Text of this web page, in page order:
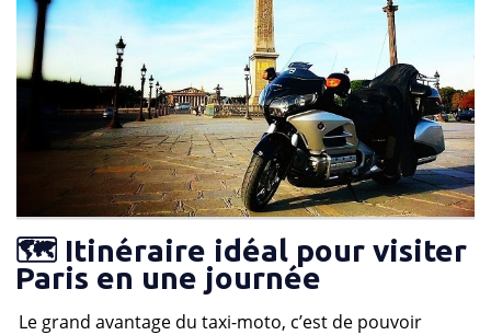
🗺️ Itinéraire idéal pour visiter
Paris en une journée
Le grand avantage du taxi-moto, c’est de pouvoir